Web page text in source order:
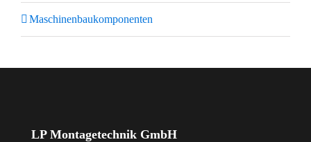
Maschinenbaukomponenten
LP Montagetechnik GmbH